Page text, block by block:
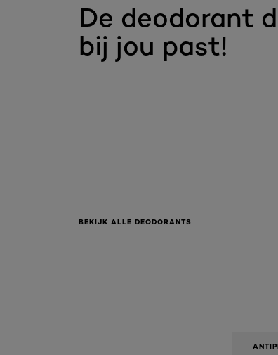
De deodorant
bij jou past!
BEKIJK ALLE DEODORANTS